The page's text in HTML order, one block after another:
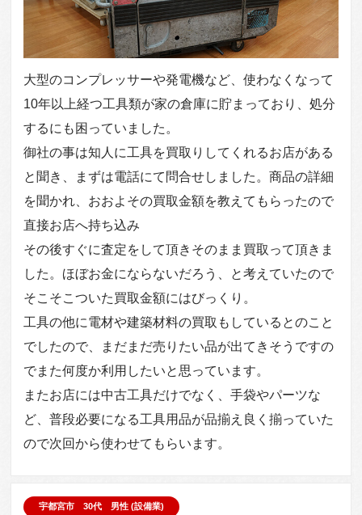
大型のコンプレッサーや発電機など、使わなくなって
10年以上経つ工具類が家の倉庫に貯まっており、処分
するにも困っていました。
御社の事は知人に工具を買取りしてくれるお店がある
と聞き、まずは電話にて問合せしました。商品の詳細
を聞かれ、おおよその買取金額を教えてもらったので
直接お店へ持ち込み
その後すぐに査定をして頂きそのまま買取って頂きま
した。ほぼお金にならないだろう、と考えていたので
そこそこついた買取金額にはびっくり。
工具の他に電材や建築材料の買取もしているとのこと
でしたので、まだまだ売りたい品が出てきそうですの
でまた何度か利用したいと思っています。
またお店には中古工具だけでなく、手袋やパーツな
ど、普段必要になる工具用品が品揃え良く揃っていた
ので次回から使わせてもらいます。
宇都宮市 30代 男性 (設備業)